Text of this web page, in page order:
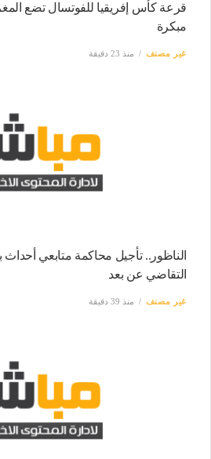
قرعة كأس إفريقيا للفوتسال تضع
مبكرة
غير مصنف منذ 23 دقيقة
الناظور.. تأجيل محاكمة متابعي
التقاضي عن بعد
غير مصنف منذ 39 دقيقة